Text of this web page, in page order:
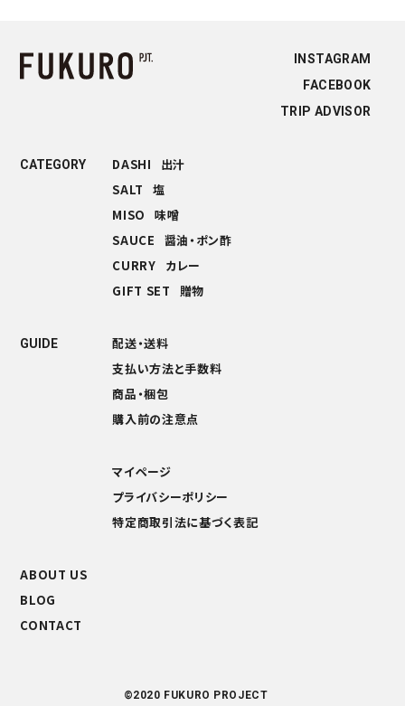
INSTAGRAM
FACEBOOK
TRIP ADVISOR
CATEGORY DASHI
出汁
SALT
塩
MISO
味噌
SAUCE
醤油・ポン酢
CURRY
カレー
GIFT SET
贈物
GUIDE
配送・送料
支払い方法と手数料
商品・梱包
購入前の注意点
マイページ
プライバシーポリシー
特定商取引法に基づく表記
ABOUT US
BLOG
CONTACT
©️2020 FUKURO PROJECT